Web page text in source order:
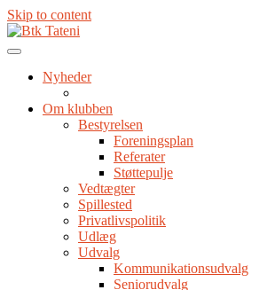
Skip to content
Nyheder
Om klubben
Bestyrelsen
Foreningsplan
Referater
Støttepulje
Vedtægter
Spillested
Privatlivspolitik
Udlæg
Udvalg
Kommunikationsudvalg
Seniorudvalg